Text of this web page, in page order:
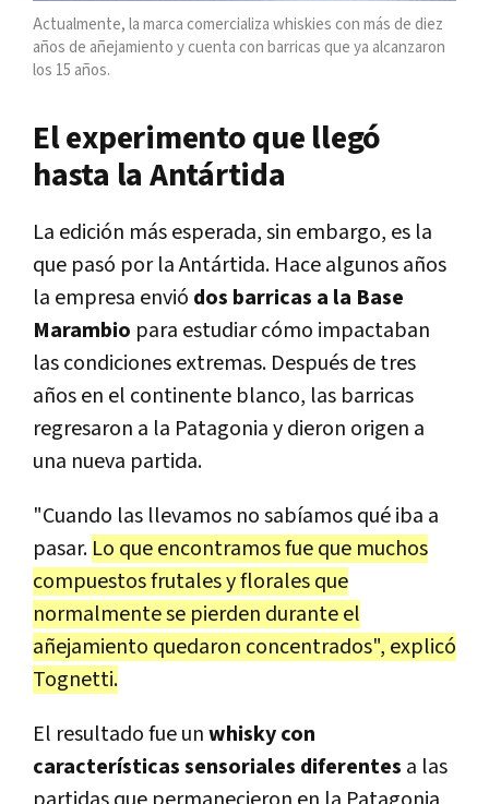
Actualmente, la marca comercializa whiskies con más de diez
años de añejamiento y cuenta con barricas que ya alcanzaron
los 15 años.
El experimento que llegó
hasta la Antártida
La edición más esperada, sin embargo, es la
que pasó por la Antártida. Hace algunos años
la empresa envió dos barricas a la Base
Marambio para estudiar cómo impactaban
las condiciones extremas. Después de tres
años en el continente blanco, las barricas
regresaron a la Patagonia y dieron origen a
una nueva partida.
"Cuando las llevamos no sabíamos qué iba a
pasar. Lo que encontramos fue que muchos
compuestos frutales y florales que
normalmente se pierden durante el
añejamiento quedaron concentrados", explicó
Tognetti.
El resultado fue unwhisky con
características sensoriales diferentes a las